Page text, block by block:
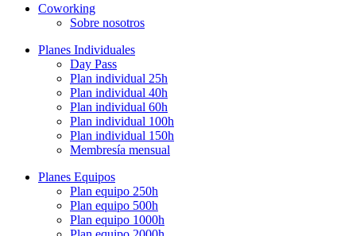
Close
Coworking
Sobre nosotros
Planes Individuales
Day Pass
Plan individual 25h
Plan individual 40h
Plan individual 60h
Plan individual 100h
Plan individual 150h
Membresía mensual
Planes Equipos
Plan equipo 250h
Plan equipo 500h
Plan equipo 1000h